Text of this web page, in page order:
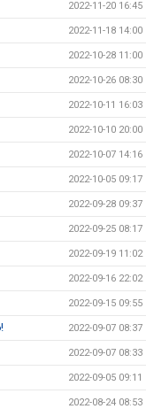
2022-11-20 16:45
2022-11-18 14:00
2022-10-28 11:00
2022-10-26 08:30
2022-10-11 16:03
2022-10-10 20:00
2022-10-07 14:16
2022-10-05 09:17
2022-09-28 09:37
2022-09-25 08:17
2022-09-19 11:02
2022-09-16 22:02
2022-09-15 09:55
2022-09-07 08:37
2022-09-07 08:33
2022-09-05 09:11
2022-08-24 08:53